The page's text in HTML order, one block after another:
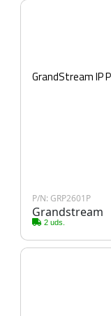
GrandStream IP
P/N: GRP2601P
Grandstream
2 uds.